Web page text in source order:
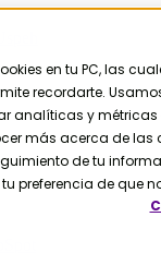
en tu PC, las
recordarte.
analíticas y métricas
más acerca de
de tu
preferencia de que